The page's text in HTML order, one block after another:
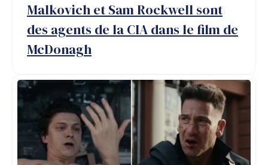
Malkovich et Sam Rockwell sont
des agents de la CIA dans le film de
McDonagh